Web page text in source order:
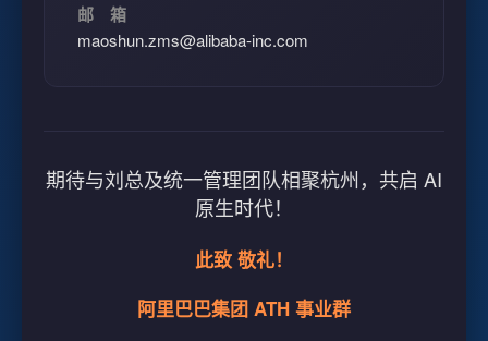
邮 箱
maoshun.zms@alibaba-inc.com
期待与刘总及统一管理团队相聚杭州，共启 AI
原生时代！
此致 敬礼！
阿里巴巴集团 ATH 事业群